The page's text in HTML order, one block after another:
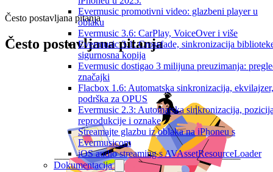
Evermusic promotivni video: glazbeni player u
oblaku
Evermusic 3.6: CarPlay, VoiceOver i više
Evermusic 3.1: Crossfade, sinkronizacija
sigurnosna kopija
Evermusic dostigao 3 milijuna preuzimanja:
značajki
Flacbox 1.6: Automatska sinkronizacija, ekvilajzer,
podrška za OPUS
Evermusic 2.3: Automatska sinkronizacija,
reprodukcije i oznake
Streamajte glazbu iz oblaka na iPhoneu s
Evermusicom
iOS audio streaming s AVAssetResourceLoader
Dokumentacija
Često postavljana pitanja
Često postavljana pitanja